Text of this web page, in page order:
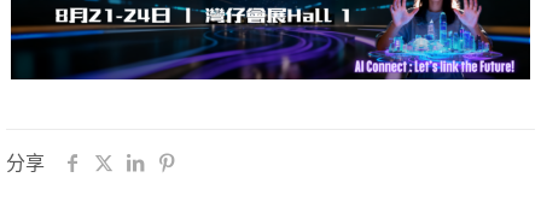
分享